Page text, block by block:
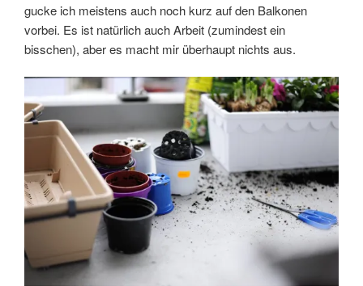
gucke ich meistens auch noch kurz auf den Balkonen
vorbei. Es ist natürlich auch Arbeit (zumindest ein
bisschen), aber es macht mir überhaupt nichts aus.